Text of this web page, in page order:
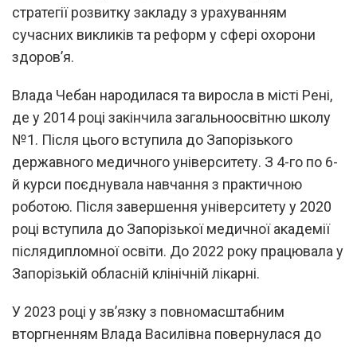
стратегії розвитку закладу з урахуванням
сучасних викликів та реформ у сфері охорони
здоров’я.
Влада Чебан народилася та виросла в місті Рені,
де у 2014 році закінчила загальноосвітню школу
№1. Після цього вступила до Запорізького
державного медичного університету. З 4-го по 6-
й курси поєднувала навчання з практичною
роботою. Після завершення університету у 2020
році вступила до Запорізької медичної академії
післядипломної освіти. До 2022 року працювала у
Запорізькій обласній клінічній лікарні.
У 2023 році у зв’язку з повномасштабним
вторгненням Влада Василівна повернулася до